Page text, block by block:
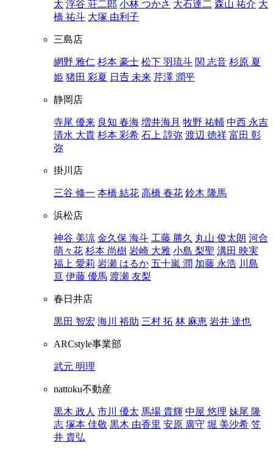
太 浮谷 荘二郎 小林 つかさ 大石達二 森山 祐介 大
橋 祐斗 大塚 由利子
三島店
網野 雅仁 杉本 豪士 松下 羽琉斗 関 志音 杉原 夏
姫 猪田 彩夏 日𠮷 未来 芹澤 潤平
静岡店
寺尾 優来 良知 春海 増井海月 牧野 祐輔 中西 永吉
清水 大貴 杉本 彩希 石上 諄弥 渡辺 徳祥 富田 彰
弥
掛川店
三谷 修一 本橋 結花 高橋 春花 鈴木 隆馬
浜松店
神谷 美涼 金久保 海斗 工藤 勝久 丸山 俊太朗 河合
萌々花 杉本 尚樹 岩崎 大雅 小島 梨聖 溝田 映実
福上 愛莉 岩瀬 はるか 五十嵐 潤 加藤 永浩 川島
亘 伊藤 優馬 渡瀬 友梨
春日井店
黒田 智宏 海川 裕助 三村 拓 林 麻恵 岩井 達也
ARCstyle事業部
武元 明理
nattoku不動産
黒木 政人 市川 優太 馬場 貴輝 中屋 悠理 妹尾 隆
志 塚本 佳敬 黒木 由香里 安原 廣守 堀 美沙希 笠
井 貴弘